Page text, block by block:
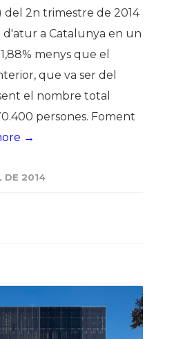
del 2n trimestre de 2014
d'atur a Catalunya en un
menys que el
que va ser del
el nombre total
persones. Foment
→
DE 2014